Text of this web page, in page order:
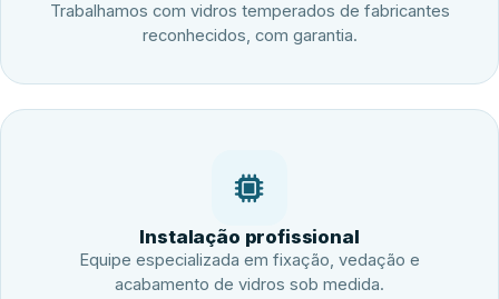
Trabalhamos com vidros temperados de fabricantes
reconhecidos, com garantia.
Instalação profissional
Equipe especializada em fixação, vedação e
acabamento de vidros sob medida.